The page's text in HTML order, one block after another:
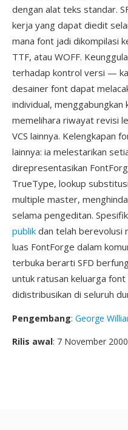
dengan alat teks standar.
kerja yang dapat diedit
mana font jadi dikompilasi
TTF, atau WOFF.
terhadap kontrol versi —
desainer font dapat
individual,
memelihara riwayat revisi
VCS lainnya. Kelengkapan
lainnya: ia melestarikan
direpresentasikan
TrueType, lookup
multiple master,
selama pengeditan.
publik dan telah berevolusi
luas FontForge dalam
terbuka berarti SFD
untuk ratusan keluarga
didistribusikan di seluruh
Pengembang: George
Rilis awal: 7 November 2000